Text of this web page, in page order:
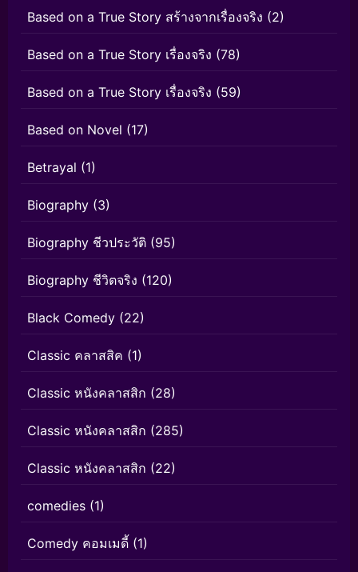
Based on a True Story สร้างจากเรื่องจริง (2)
Based on a True Story เรื่องจริง (78)
Based on a True Story เรื่องจริง (59)
Based on Novel (17)
Betrayal (1)
Biography (3)
Biography ชีวประวัติ (95)
Biography ชีวิตจริง (120)
Black Comedy (22)
Classic คลาสสิค (1)
Classic หนังคลาสสิก (28)
Classic หนังคลาสสิก (285)
Classic หนังคลาสสิก (22)
comedies (1)
Comedy คอมเมดี้ (1)